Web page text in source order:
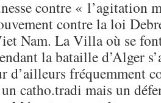
contre « l’agitation
contre la loi
Nam. La Villa où se
la bataille d’Alger
d’ailleurs fréquemment
catho.tradi mais un